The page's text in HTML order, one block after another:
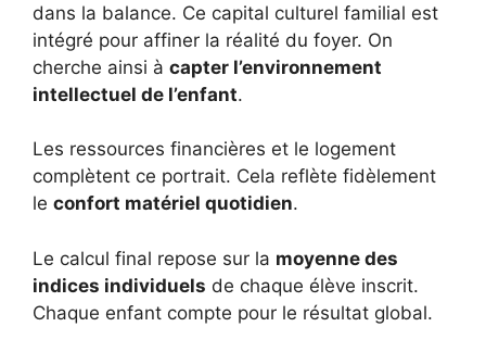
dans la balance. Ce capital culturel familial est
intégré pour affiner la réalité du foyer. On
cherche ainsi à capter l’environnement
intellectuel de l’enfant.
Les ressources financières et le logement
complètent ce portrait. Cela reflète fidèlement
le confort matériel quotidien.
Le calcul final repose sur la moyenne des
indices individuels de chaque élève inscrit.
Chaque enfant compte pour le résultat global.